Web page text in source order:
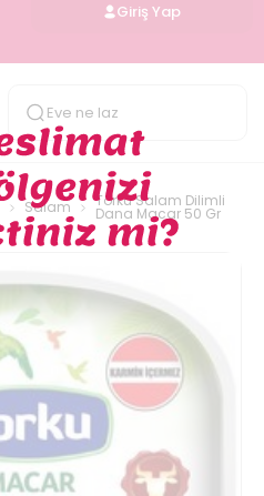
Giriş Yap
Salam Torku Salam Dilimli
Dana Macar 50 Gr